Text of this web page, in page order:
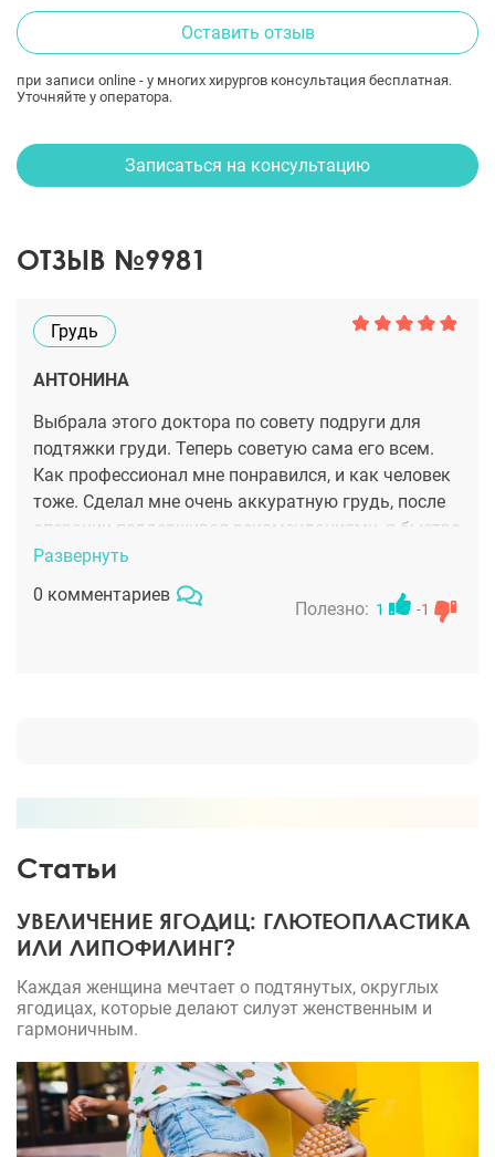
Оставить отзыв
при записи online - у многих хирургов консультация бесплатная.
Уточняйте у оператора.
Записаться на консультацию
ОТЗЫВ №9981
Грудь
АНТОНИНА
Выбрала этого доктора по совету подруги для
подтяжки груди. Теперь советую сама его всем.
Как профессионал мне понравился, и как человек
тоже. Сделал мне очень аккуратную грудь, после
операции поддерживал рекомендациями, я быстро
восстановилась.
Развернуть
0 комментариев
Полезно: 1 -1
Статьи
УВЕЛИЧЕНИЕ ЯГОДИЦ: ГЛЮТЕОПЛАСТИКА
ИЛИ ЛИПОФИЛИНГ?
Каждая женщина мечтает о подтянутых, округлых
ягодицах, которые делают силуэт женственным и
гармоничным.